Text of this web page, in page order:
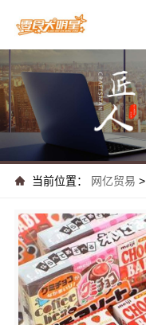
当前位置： 网亿贸易>